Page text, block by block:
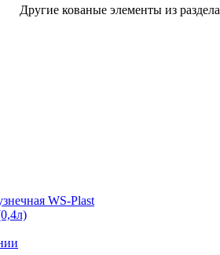
Другие кованые элементы из раздела
WS-Plast